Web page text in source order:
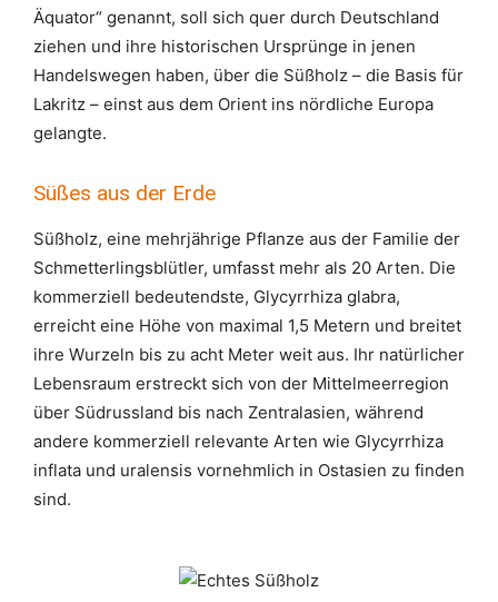
Äquator“ genannt, soll sich quer durch Deutschland
ziehen und ihre historischen Ursprünge in jenen
Handelswegen haben, über die Süßholz – die Basis für
Lakritz – einst aus dem Orient ins nördliche Europa
gelangte.
Süßes aus der Erde
Süßholz, eine mehrjährige Pflanze aus der Familie der
Schmetterlingsblütler, umfasst mehr als 20 Arten. Die
kommerziell bedeutendste, Glycyrrhiza glabra,
erreicht eine Höhe von maximal 1,5 Metern und breitet
ihre Wurzeln bis zu acht Meter weit aus. Ihr natürlicher
Lebensraum erstreckt sich von der Mittelmeerregion
über Südrussland bis nach Zentralasien, während
andere kommerziell relevante Arten wie Glycyrrhiza
inflata und uralensis vornehmlich in Ostasien zu finden
sind.